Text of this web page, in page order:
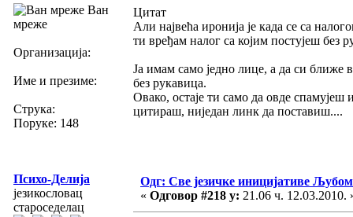
Ван
мреже
Организација:
Име и презиме:
Струка:
Поруке: 148
Цитат
Али највећа иронија је када се са
ти вређам налог са којим постујеш без
Ја имам само једно лице, а да си ближе
без рукавица.
Овако, остаје ти само да овде
цитираш, ниједан линк да поставиш....
Психо-Делија
језикословац
староседелац
Одг: Све језичке иницијативе
« Одговор #218 у: 21.06 ч. 12.03.2010.